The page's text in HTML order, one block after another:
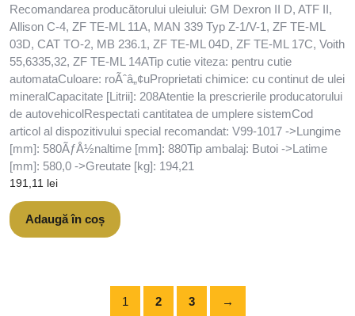
Recomandarea producătorului uleiului: GM Dexron II D, ATF II,
Allison C-4, ZF TE-ML 11A, MAN 339 Typ Z-1/V-1, ZF TE-ML
03D, CAT TO-2, MB 236.1, ZF TE-ML 04D, ZF TE-ML 17C, Voith
55,6335,32, ZF TE-ML 14ATip cutie viteza: pentru cutie
automataCuloare: roÃˆâ„¢uProprietati chimice: cu continut de ulei
mineralCapacitate [Litrii]: 208Atentie la prescrierile producatorului
de autovehicolRespectati cantitatea de umplere sistemCod
articol al dispozitivului special recomandat: V99-1017 ->Lungime
[mm]: 580ÃƒÅ½naltime [mm]: 880Tip ambalaj: Butoi ->Latime
[mm]: 580,0 ->Greutate [kg]: 194,21
191,11 lei
Adaugă în coș
1 2 3 →